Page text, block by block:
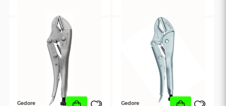
Alicate Universal de
Gedore
Alicate de Corte